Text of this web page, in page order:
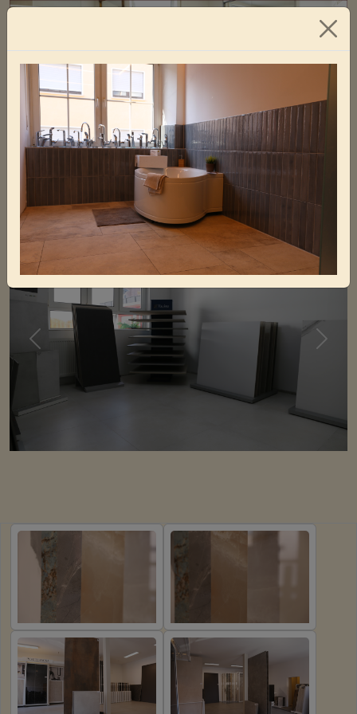
STEFAN RIHM
Der Fliesenladen
In den letzten Jahren gab es im Fliesensektor einen
Previous Next